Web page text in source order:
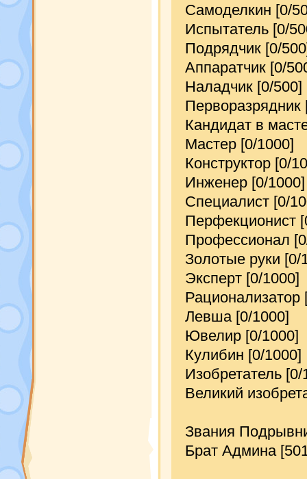
Самоделкин [0/
Испытатель [0/
Подрядчик [0/
Аппаратчик [0/
Наладчик [0/500]
Перворазрядник
Кандидат в
Мастер [0/1000]
Конструктор [0/
Инженер [0/1000]
Специалист [0/
Перфекционист
Профессионал
Золотые руки [0/
Эксперт [0/1000]
Рационализатор
Левша [0/1000]
Ювелир [0/1000]
Кулибин [0/1000]
Изобретатель [0/
Великий
Звания
Брат Админа